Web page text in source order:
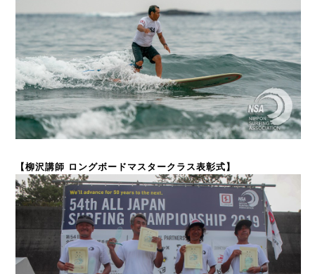
【柳沢講師 ロングボードマスタークラス表彰式】